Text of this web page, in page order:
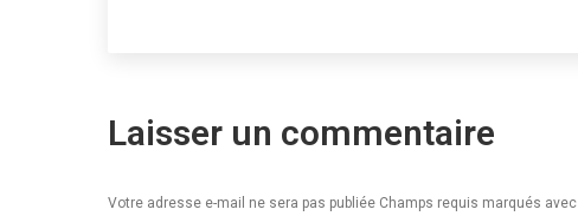
Laisser un commentaire
Votre adresse e-mail ne sera pas publiée Champs requis marqués avec